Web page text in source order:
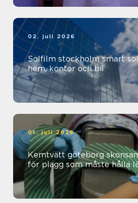
02. juli 2026
Solfilm stockholm smart solskydd för
hem, kontor och bil
01. juli 2026
Kemtvätt göteborg skonsam rengöring
för plagg som måste hålla